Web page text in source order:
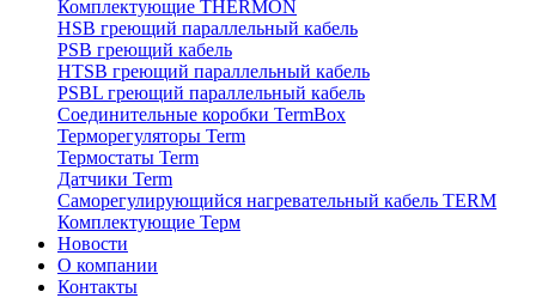
Комплектующие THERMON
HSB греющий параллельный кабель
PSB греющий кабель
HTSB греющий параллельный кабель
PSBL греющий параллельный кабель
Соединительные коробки TermBox
Терморегуляторы Term
Термостаты Term
Датчики Term
Саморегулирующийся нагревательный кабель TERM
Комплектующие Терм
Новости
О компании
Контакты